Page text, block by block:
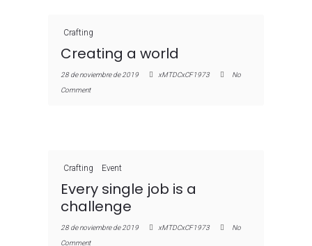
Crafting
Creating a world
28 de noviembre de 2019 xMTDCxCF1973
No
Comment
Crafting Event
Every single job is a
challenge
28 de noviembre de 2019 xMTDCxCF1973
No
Comment